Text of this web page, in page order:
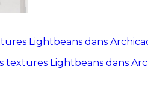
Lightbeans dans
Lightbeans dans